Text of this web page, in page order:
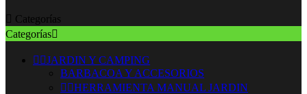
 Categorías
Categorías
 JARDIN Y CAMPING
BARBACOA Y ACCESORIOS
 HERRAMIENTA MANUAL JARDIN